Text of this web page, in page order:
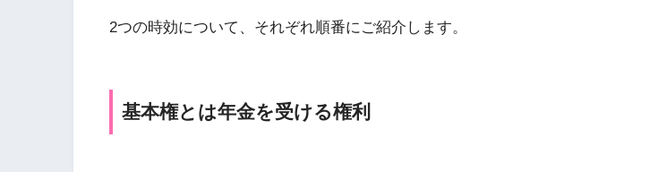
2つの時効について、それぞれ順番にご紹介します。
基本権とは年金を受ける権利